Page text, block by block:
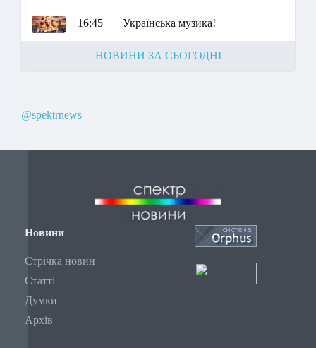
16:45 Українська музика!
НОВИНИ ЗА СЬОГОДНІ
@spektrnews
Новини
Стрічка новин
Статті
Думки
Архів